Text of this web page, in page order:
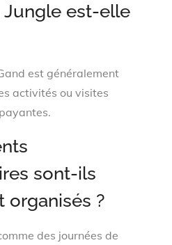
Jungle est-elle
est généralement
activités ou visites
sont-ils
organisés ?
des journées de